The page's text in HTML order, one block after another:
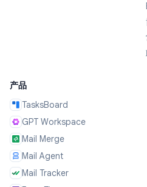
了。需要的时候从浏览器侧边弹
起来。非常喜欢！
Joshua Beach
Chrome Web Store Review
在放弃Zoom许可证、全面转向
产品
TasksBoard
GPT Workspace
Mail Merge
Mail Agent
Mail Tracker